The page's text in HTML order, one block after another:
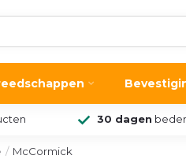
30 dagen
/ McCormick